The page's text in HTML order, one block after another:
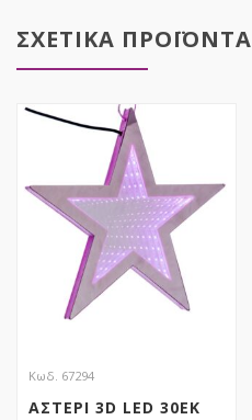
ΣΧΕΤΙΚΑ ΠΡΟΪΟΝΤΑ
Κωδ. 67294
ΑΣΤΕΡΙ 3D LED 30ΕΚ